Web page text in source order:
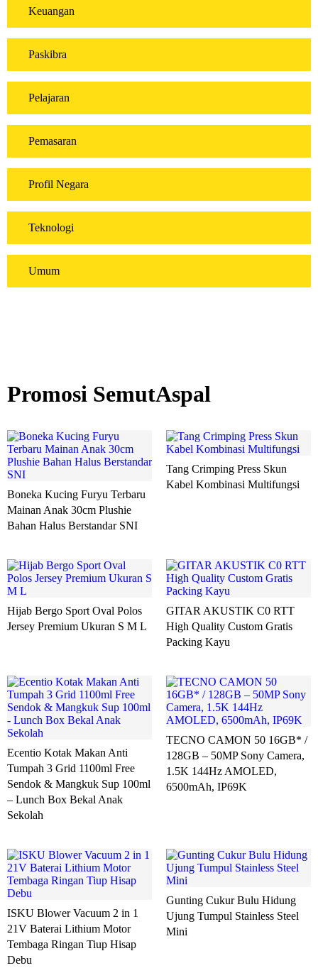
Keuangan
Paskibra
Pelajaran
Pemasaran
Profil Negara
Teknologi
Umum
Promosi SemutAspal
Boneka Kucing Furyu Terbaru
Mainan Anak 30cm Plushie
Bahan Halus Berstandar SNI
Tang Crimping Press Skun
Kabel Kombinasi Multifungsi
Hijab Bergo Sport Oval Polos
Jersey Premium Ukuran S M L
GITAR AKUSTIK C0 RTT
High Quality Custom Gratis
Packing Kayu
Ecentio Kotak Makan Anti
Tumpah 3 Grid 1100ml Free
Sendok & Mangkuk Sup 100ml
– Lunch Box Bekal Anak
Sekolah
TECNO CAMON 50 16GB* /
128GB – 50MP Sony Camera,
1.5K 144Hz AMOLED,
6500mAh, IP69K
ISKU Blower Vacuum 2 in 1
21V Baterai Lithium Motor
Tembaga Ringan Tiup Hisap
Debu
Gunting Cukur Bulu Hidung
Ujung Tumpul Stainless Steel
Mini